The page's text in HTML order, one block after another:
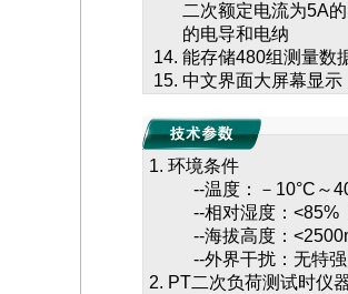
二次额定电流为5A
的电导和电纳
能存储480组测量数
中文界面大屏幕显
1. 环境条件
--温度：－ 10°C～
--相对湿度： <85%
--海拔高度：
--外界干扰：无特
2. PT二次负荷测试时仪